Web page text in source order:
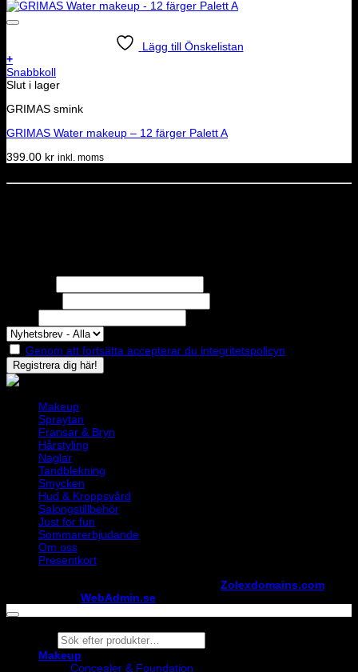
Lägg till Önskelistan
+
Snabbkoll
Slut i lager
GRIMAS smink
GRIMAS Water makeup – 12 färger Palett A
399.00 kr inkl. moms
Genom att fortsätta accepterar du integritetspolicyn
Makeup
Spraytan
Fransar & Bryn
Hårstyling
Naglar
Tandblekning
Smycken
Hud & Kroppsvård
Salongstillbehör
Just for fun
Sommarerbjudande
Om oss
Presentkort
Zolexdomains.com
WebAdmin.se
Products
search
Makeup
Concealer & Foundation